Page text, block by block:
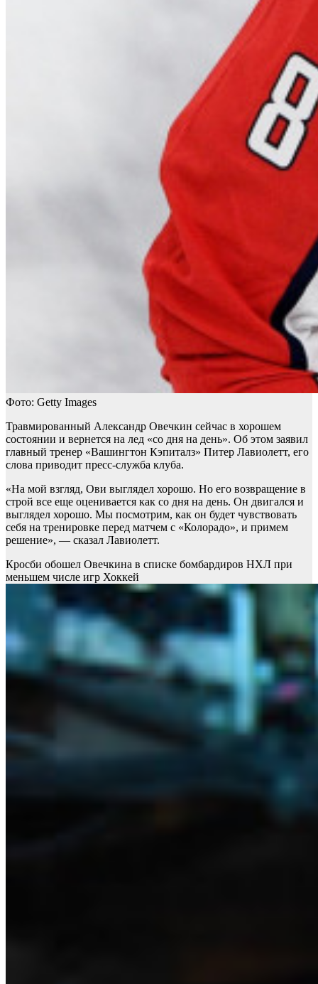
Фото: Getty Images
Травмированный Александр Овечкин сейчас в хорошем
состоянии и вернется на лед «со дня на день». Об этом заявил
главный тренер «Вашингтон Кэпиталз» Питер Лавиолетт, его
слова приводит пресс-служба клуба.
«На мой взгляд, Ови выглядел хорошо. Но его возвращение в
строй все еще оценивается как со дня на день. Он двигался и
выглядел хорошо. Мы посмотрим, как он будет чувствовать
себя на тренировке перед матчем с «Колорадо», и примем
решение», — сказал Лавиолетт.
Кросби обошел Овечкина в списке бомбардиров НХЛ при
меньшем числе игр Хоккей